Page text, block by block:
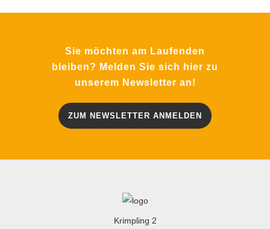
Sie möchten am Laufenden
bleiben? Melden Sie sich hier zu
unserem Newsletter an!
ZUM NEWSLETTER ANMELDEN
Krimpling 2